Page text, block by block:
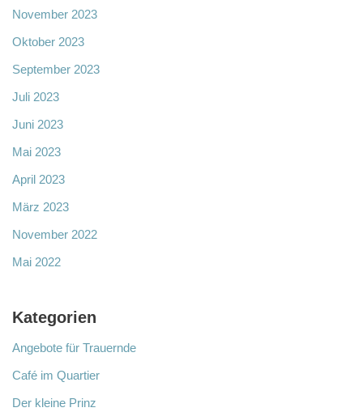
November 2023
Oktober 2023
September 2023
Juli 2023
Juni 2023
Mai 2023
April 2023
März 2023
November 2022
Mai 2022
Kategorien
Angebote für Trauernde
Café im Quartier
Der kleine Prinz